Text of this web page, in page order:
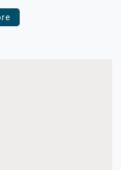
van de groep achten
van De Dijk